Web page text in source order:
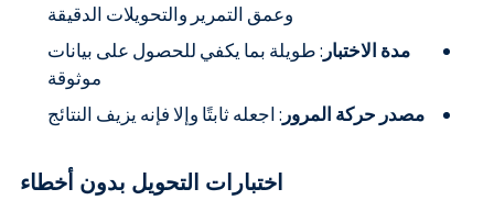
وعمق التمرير والتحويلات الدقيقة
مدة الاختبار : طويلة بما يكفي للحصول على بيانات
موثوقة
مصدر حركة المرور : اجعله ثابتًا وإلا فإنه يزيف النتائج
اختبارات التحويل بدون أخطاء